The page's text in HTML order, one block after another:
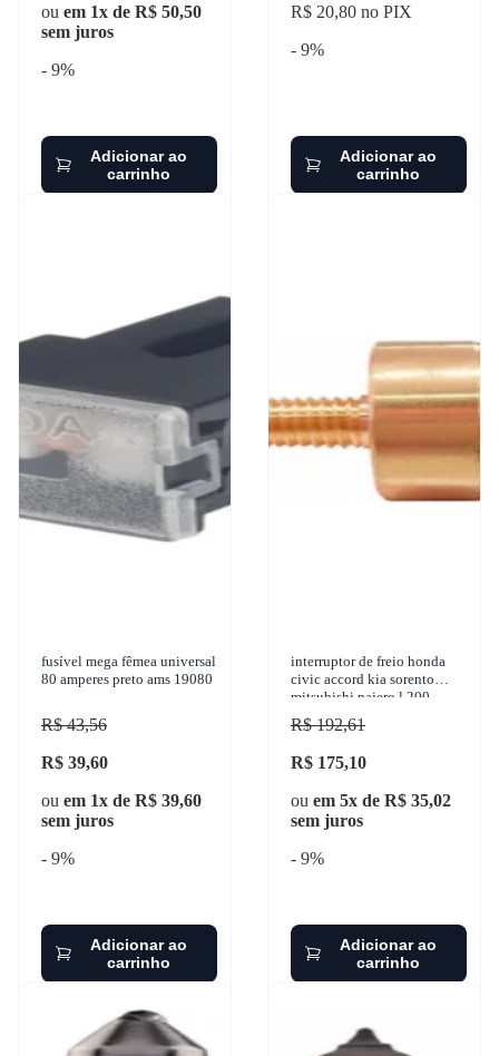
ou em 1x de R$ 50,50
sem juros
- 9%
Adicionar ao
carrinho
R$ 20,80 no PIX
- 9%
Adicionar ao
carrinho
fusível mega fêmea universal
80 amperes preto ams 19080
R$ 43,56
R$ 39,60
ou em 1x de R$ 39,60
sem juros
- 9%
Adicionar ao
carrinho
interruptor de freio honda
civic accord kia sorento
mitsubishi pajero l 200
1983-2016 3-rho - 324
R$ 192,61
R$ 175,10
ou em 5x de R$ 35,02
sem juros
- 9%
Adicionar ao
carrinho